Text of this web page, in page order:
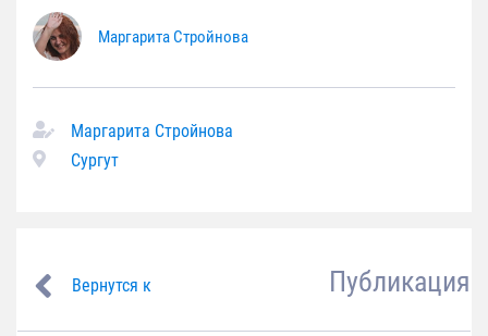
Маргарита Стройнова
Маргарита Стройнова
Сургут
Вернутся к Публикация